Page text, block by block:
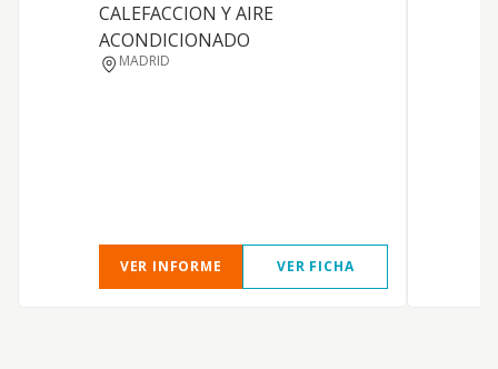
CALEFACCION Y AIRE
ACONDICIONADO
MADRID
VER INFORME VER FICHA